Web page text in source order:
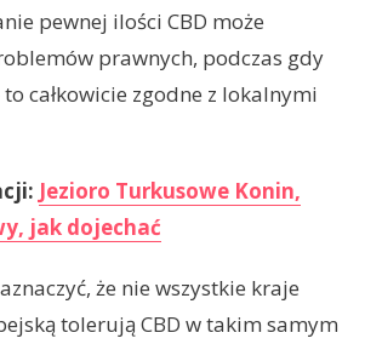
pewnej ilości CBD może
prawnych, podczas gdy
całkowicie zgodne z lokalnymi
Jezioro Turkusowe Konin,
jak dojechać
że nie wszystkie kraje
tolerują CBD w takim samym